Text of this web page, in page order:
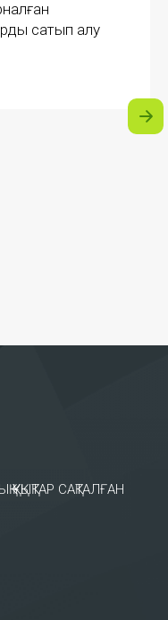
сатып алу
САҚТАЛҒАН